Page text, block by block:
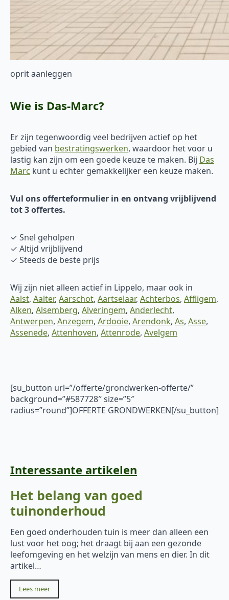
oprit aanleggen
Wie is Das-Marc?
Er zijn tegenwoordig veel bedrijven actief op het
gebied van bestratingswerken, waardoor het voor u
lastig kan zijn om een goede keuze te maken. Bij Das
Marc kunt u echter gemakkelijker een keuze maken.
Vul ons offerteformulier in en ontvang vrijblijvend
tot 3 offertes.
✓ Snel geholpen
✓ Altijd vrijblijvend
✓ Steeds de beste prijs
Wij zijn niet alleen actief in Lippelo, maar ook in
Aalst, Aalter, Aarschot, Aartselaar, Achterbos, Affligem,
Alken, Alsemberg, Alveringem, Anderlecht,
Antwerpen, Anzegem, Ardooie, Arendonk, As, Asse,
Assenede, Attenhoven, Attenrode, Avelgem
[su_button url=”/offerte/grondwerken-offerte/”
background=”#587728″ size=”5″
radius=”round”]OFFERTE GRONDWERKEN[/su_button]
Interessante artikelen
Het belang van goed
tuinonderhoud
Een goed onderhouden tuin is meer dan alleen een
lust voor het oog; het draagt bij aan een gezonde
leefomgeving en het welzijn van mens en dier. In dit
artikel…
Lees meer